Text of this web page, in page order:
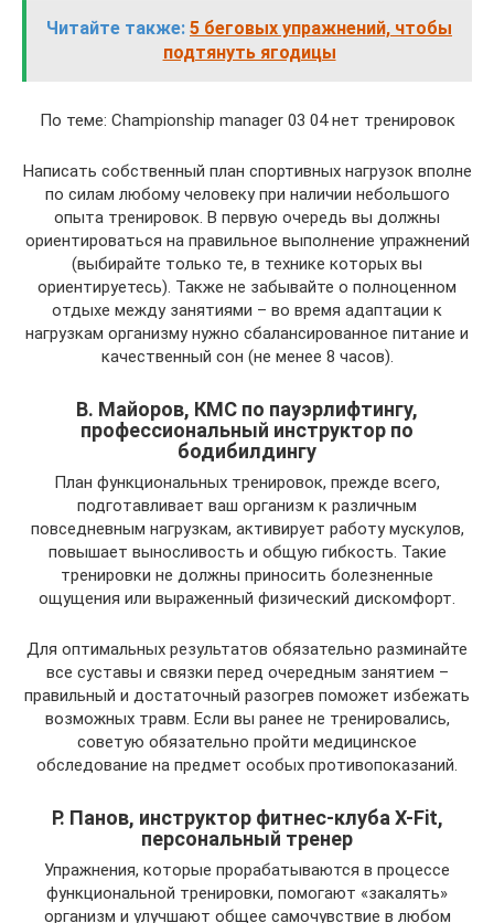
Читайте также: 5 беговых упражнений, чтобы
подтянуть ягодицы
По теме: Championship manager 03 04 нет тренировок
Написать собственный план спортивных нагрузок вполне
по силам любому человеку при наличии небольшого
опыта тренировок. В первую очередь вы должны
ориентироваться на правильное выполнение упражнений
(выбирайте только те, в технике которых вы
ориентируетесь). Также не забывайте о полноценном
отдыхе между занятиями – во время адаптации к
нагрузкам организму нужно сбалансированное питание и
качественный сон (не менее 8 часов).
В. Майоров, КМС по пауэрлифтингу,
профессиональный инструктор по
бодибилдингу
План функциональных тренировок, прежде всего,
подготавливает ваш организм к различным
повседневным нагрузкам, активирует работу мускулов,
повышает выносливость и общую гибкость. Такие
тренировки не должны приносить болезненные
ощущения или выраженный физический дискомфорт.
Для оптимальных результатов обязательно разминайте
все суставы и связки перед очередным занятием –
правильный и достаточный разогрев поможет избежать
возможных травм. Если вы ранее не тренировались,
советую обязательно пройти медицинское
обследование на предмет особых противопоказаний.
Р. Панов, инструктор фитнес-клуба X-Fit,
персональный тренер
Упражнения, которые прорабатываются в процессе
функциональной тренировки, помогают «закалять»
организм и улучшают общее самочувствие в любом